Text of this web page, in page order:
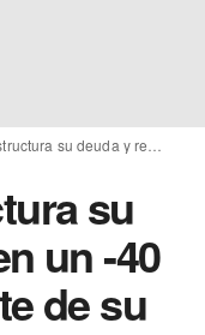
su
un -40
de su